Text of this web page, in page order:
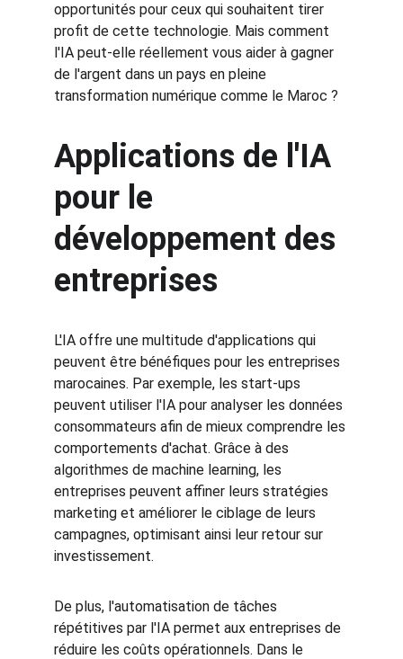
opportunités pour ceux qui souhaitent tirer
profit de cette technologie. Mais comment
l'IA peut-elle réellement vous aider à gagner
de l'argent dans un pays en pleine
transformation numérique comme le Maroc ?
Applications de l'IA
pour le
développement des
entreprises
L'IA offre une multitude d'applications qui
peuvent être bénéfiques pour les entreprises
marocaines. Par exemple, les start-ups
peuvent utiliser l'IA pour analyser les données
consommateurs afin de mieux comprendre les
comportements d'achat. Grâce à des
algorithmes de machine learning, les
entreprises peuvent affiner leurs stratégies
marketing et améliorer le ciblage de leurs
campagnes, optimisant ainsi leur retour sur
investissement.
De plus, l'automatisation de tâches
répétitives par l'IA permet aux entreprises de
réduire les coûts opérationnels. Dans le